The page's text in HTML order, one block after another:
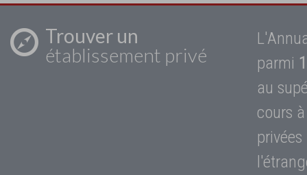
Trouver un
établissement privé
parmi
au
cours